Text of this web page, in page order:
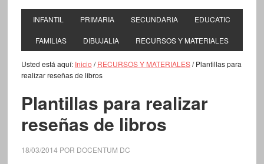
INFANTIL PRIMARIA SECUNDARIA EDUCATIC
FAMILIAS DIBUJALIA RECURSOS Y MATERIALES
Usted está aquí: Inicio / RECURSOS Y MATERIALES/Plantillas para
realizar reseñas de libros
Plantillas para realizar
reseñas de libros
18/03/2014 POR DOCENTUM DC